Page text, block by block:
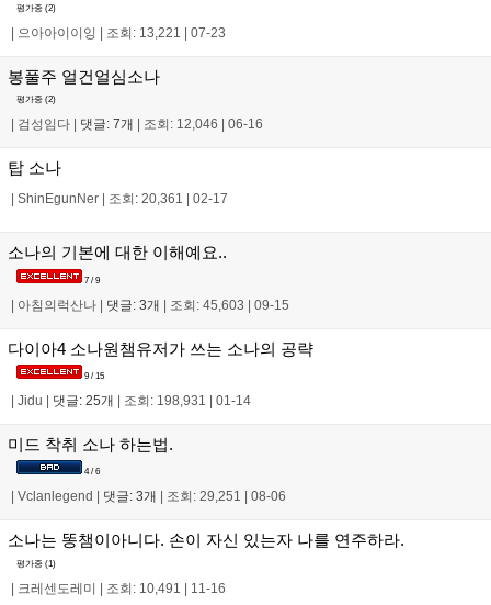
평가중 (2)
| 으아아이이잉 | 조회: 13,221 | 07-23
봉풀주 얼건얼심소나
평가중 (2)
검성임다 댓글: 7개 조회: 12,046 06-16
탑 소나
ShinEgunNer 조회: 20,361 02-17
소나의 기본에 대한 이해예요..
7 / 9
| 아침의럭산나 | 댓글: 3개 | 조회: 45,603 | 09-15
다이아4 소나원챔유저가 쓰는 소나의 공략
9 / 15
| Jidu | 댓글: 25개 | 조회: 198,931 | 01-14
미드 착취 소나 하는법.
4 / 6
Vclanlegend 댓글: 3개 조회: 29,251 08-06
소나는 똥챔이아니다. 손이 자신 있는자 나를 연주하라.
평가중 (1)
| 크레센도레미 | 조회: 10,491 | 11-16